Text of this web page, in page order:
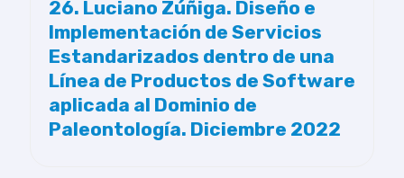
26. Luciano Zúñiga. Diseño e
Implementación de Servicios
Estandarizados dentro de una
Línea de Productos de Software
aplicada al Dominio de
Paleontología. Diciembre 2022